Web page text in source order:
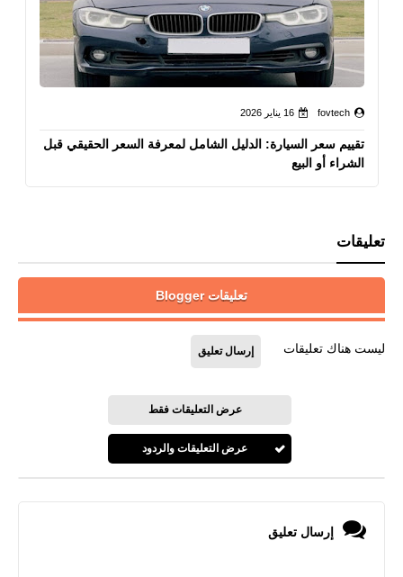
fovtech 16 يناير 2026
تقييم سعر السيارة: الدليل الشامل لمعرفة السعر الحقيقي قبل
الشراء أو البيع
تعليقات
تعليقات Blogger
ليست هناك تعليقات إرسال تعليق
عرض التعليقات فقط
عرض التعليقات والردود
إرسال تعليق